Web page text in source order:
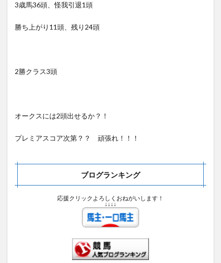
3歳馬36頭、怪我引退1頭
勝ち上がり11頭、残り24頭
2勝クラス3頭
オークスには2頭出せるか？！
プレミアスコア次第？？ 頑張れ！！！
ブログランキング
応援クリックよろしくおねがいします！
↓↓↓↓